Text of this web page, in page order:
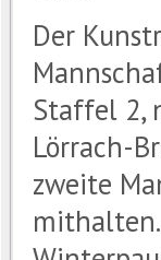
Der
Staffel 2,
Lörrach-
zweite